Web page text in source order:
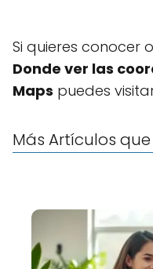
Si quieres conocer
Donde ver las
Maps puedes
Más Artículos